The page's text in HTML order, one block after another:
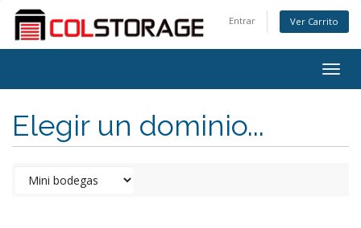
Entrar Ver Carrito
Elegir un dominio...